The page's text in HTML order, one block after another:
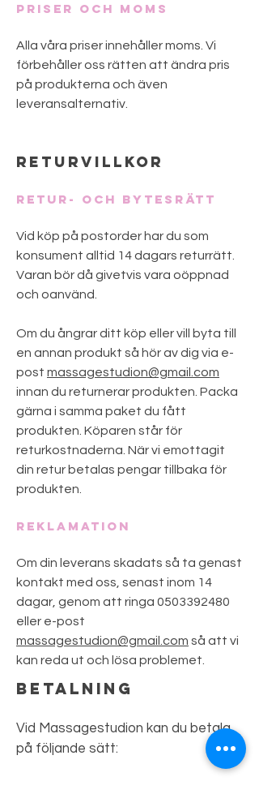
​Priser och moms
Alla våra priser innehåller moms. Vi
förbehåller oss rätten att ändra pris
på produkterna och även
leveransalternativ.
Returvillkor
Retur- och bytesrätt
Vid köp på postorder har du som
konsument alltid 14 dagars returrätt.
Varan bör då givetvis vara oöppnad
och oanvänd.
Om du ångrar ditt köp eller vill byta till
en annan produkt så hör av dig via e-
post massagestudion@gmail.com
innan du returnerar produkten. Packa
gärna i samma paket du fått
produkten. Köparen står för
returkostnaderna. När vi emottagit
din retur betalas pengar tillbaka för
produkten.​
Reklamation
Om din leverans skadats så ta genast
kontakt med oss, senast inom 14
dagar, genom att ringa 0503392480
eller e-post
massagestudion@gmail.com så att vi
kan reda ut och lösa problemet.
bETALNING
Vid Massagestudion kan du betala
på följande sätt: